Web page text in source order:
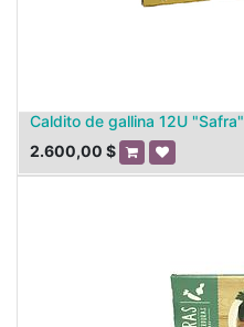
Caldito de gallina 12U "Safra"
2.600,00 $